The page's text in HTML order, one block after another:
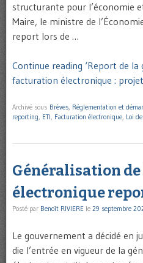
structurante pour l’économie
Maire, le ministre de
report lors de …
Continue reading ‘Report de
facturation électronique :
Archivé sous Brèves, Réglementation et
reporting, ETI, Facturation électronique, Loi
Généralisation
électronique
Posté par Benoît RIVIERE le 29 septembre
Le gouvernement a décidé en
die l’entrée en vigueur de la